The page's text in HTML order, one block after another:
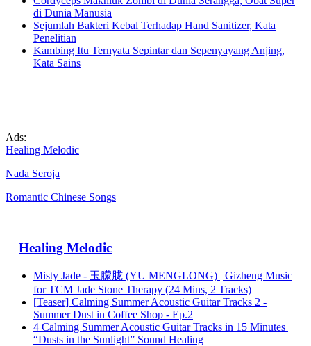
di Dunia Manusia
Sejumlah Bakteri Kebal Terhadap Hand Sanitizer, Kata
Penelitian
Kambing Itu Ternyata Sepintar dan Sepenyayang Anjing,
Kata Sains
Ads:
Healing Melodic
Nada Seroja
Romantic Chinese Songs
Healing Melodic
Misty Jade - 玉朦胧 (YU MENGLONG) | Gizheng Music
for TCM Jade Stone Therapy (24 Mins, 2 Tracks)
[Teaser] Calming Summer Acoustic Guitar Tracks 2 -
Summer Dust in Coffee Shop - Ep.2
4 Calming Summer Acoustic Guitar Tracks in 15 Minutes |
“Dusts in the Sunlight” Sound Healing